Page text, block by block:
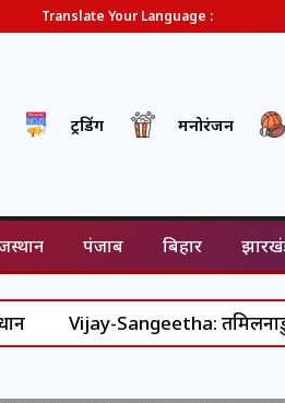
Translate Your Language :
ट्रेंडिंग मनोरंजन
पंजाब बिहार
Sangeetha: तमिलनाडु के